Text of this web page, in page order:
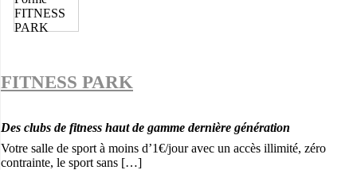
FITNESS PARK
Des clubs de fitness haut de gamme dernière génération
Votre salle de sport à moins d’1€/jour avec un accès illimité, zéro
contrainte, le sport sans […]